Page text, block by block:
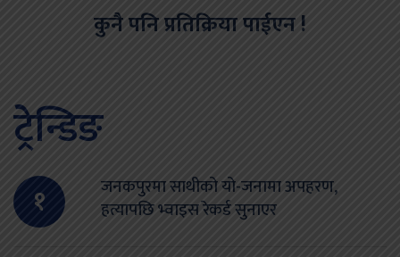
कुनै पनि प्रतिक्रिया पाईएन !
ट्रेन्डिङ
१
जनकपुरमा साथीको यो-जनामा अपहरण,
हत्यापछि भ्वाइस रेकर्ड सुनाएर